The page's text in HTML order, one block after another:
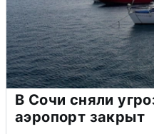
В Сочи сняли
аэропорт закрыт